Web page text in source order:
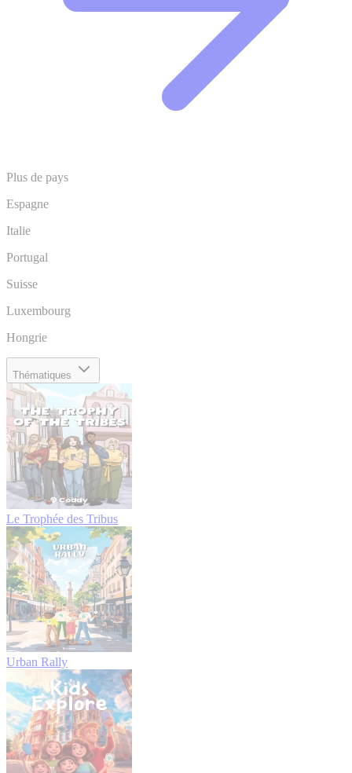
Plus de pays
Espagne
Italie
Portugal
Suisse
Luxembourg
Hongrie
Thématiques
Le Trophée des Tribus
Urban Rally